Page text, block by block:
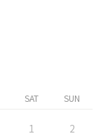
SAT SUN
1 2